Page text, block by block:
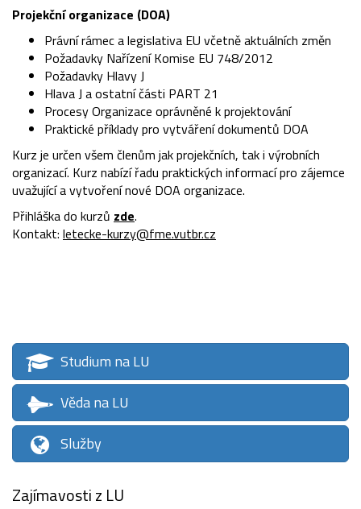
Projekční organizace (DOA)
Právní rámec a legislativa EU včetně aktuálních změn
Požadavky Nařízení Komise EU 748/2012
Požadavky Hlavy J
Hlava J a ostatní části PART 21
Procesy Organizace oprávněné k projektování
Praktické příklady pro vytváření dokumentů DOA
Kurz je určen všem členům jak projekčních, tak i výrobních
organizací. Kurz nabízí řadu praktických informací pro zájemce
uvažující a vytvoření nové DOA organizace.
Přihláška do kurzů zde.
Kontakt: letecke-kurzy@fme.vutbr.cz
Studium na LU
Věda na LU
Služby
Zajímavosti z LU